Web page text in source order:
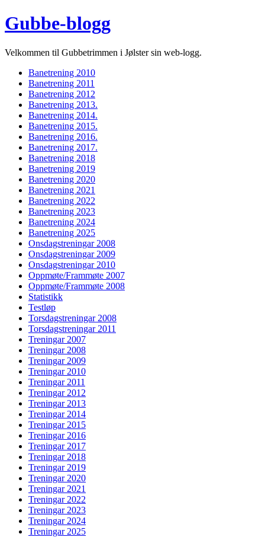
Gubbe-blogg
Velkommen til Gubbetrimmen i Jølster sin web-logg.
Banetrening 2010
Banetrening 2011
Banetrening 2012
Banetrening 2013.
Banetrening 2014.
Banetrening 2015.
Banetrening 2016.
Banetrening 2017.
Banetrening 2018
Banetrening 2019
Banetrening 2020
Banetrening 2021
Banetrening 2022
Banetrening 2023
Banetrening 2024
Banetrening 2025
Onsdagstreningar 2008
Onsdagstreningar 2009
Onsdagstreningar 2010
Oppmøte/Frammøte 2007
Oppmøte/Frammøte 2008
Statistikk
Testløp
Torsdagstreningar 2008
Torsdagstreningar 2011
Treningar 2007
Treningar 2008
Treningar 2009
Treningar 2010
Treningar 2011
Treningar 2012
Treningar 2013
Treningar 2014
Treningar 2015
Treningar 2016
Treningar 2017
Treningar 2018
Treningar 2019
Treningar 2020
Treningar 2021
Treningar 2022
Treningar 2023
Treningar 2024
Treningar 2025